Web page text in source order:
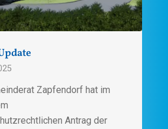
Zapfendorf hat im
Antrag der